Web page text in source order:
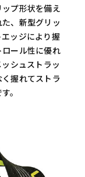
プ形状を備え
、新型グリッ
ッジにより握
ール性に優れ
シュストラッ
握れてストラ
。